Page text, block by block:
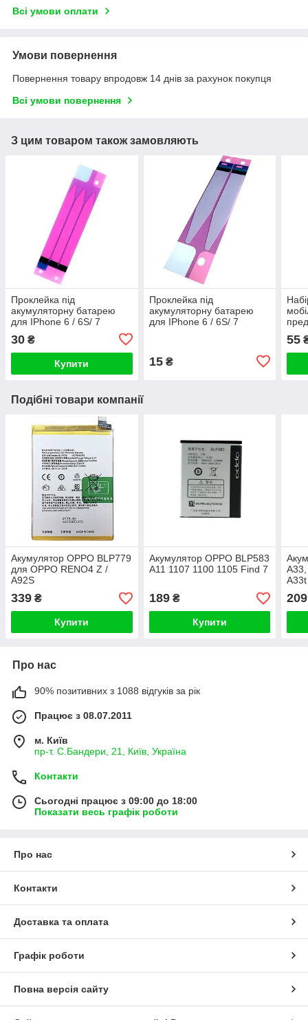
Всі умови оплати
Умови повернення
Повернення товару впродовж 14 днів за рахунок покупця
Всі умови повернення
З цим товаром також замовляють
Проклейка під
акумуляторну батарею
для IPhone 6 / 6S/ 7
30 ₴
Купити
Проклейка під
акумуляторну батарею
для IPhone 6 / 6S/ 7
15₴
55
Подібні товари компанії
Акумулятор OPPO BLP779
для OPPO RENO4 Z /
A92S
339 ₴
Купити
Акумулятор OPPO BLP583
A11 1107 1100 1105 Find 7
189₴
Купити
A33t
209
Про нас
90% позитивних з 1088 відгуків за рік
Працює з 08.07.2011
м. Київ
пр-т. С.Бандери, 21, Київ, Україна
Контакти
Сьогодні працює з 09:00 до 18:00
Показати весь графік роботи
Про нас
Контакти
Доставка та оплата
Графік роботи
Повна версія сайту